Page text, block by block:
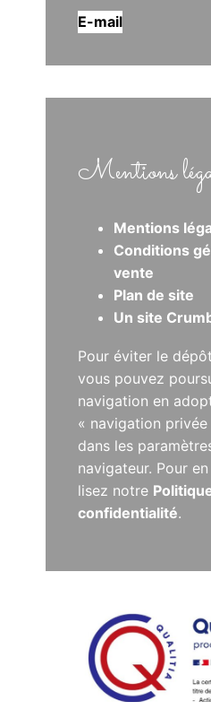
E-mail
Mentions
Mentions
Conditions
vente
Plan de site
Un site
Pour éviter le
vous pouvez
navigation en
« navigation
dans les
navigateur. Pour
lisez notre
confidentialité.